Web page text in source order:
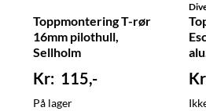
Toppmontering T-rør
16mm pilothull,
Sellholm
115,-
På lager